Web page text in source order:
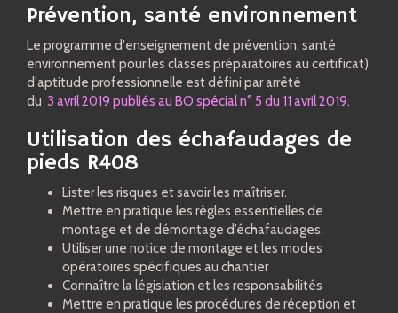
Prévention, santé environnement
Le programme d'enseignement de prévention, santé
environnement pour les classes préparatoires au certificat)
d'aptitude professionnelle est défini par arrêté
du 3 avril 2019 publiés au BO spécial n° 5 du 11 avril 2019.
Utilisation des échafaudages de
pieds R408
Lister les risques et savoir les maîtriser.
Mettre en pratique les règles essentielles de
montage et de démontage d’échafaudages.
Utiliser une notice de montage et les modes
opératoires spécifiques au chantier
Connaître la législation et les responsabilités
Mettre en pratique les procédures de réception et